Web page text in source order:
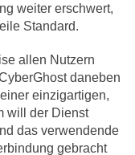
weiter erschwert,
Standard.
allen Nutzern
daneben
einzigartigen,
will der Dienst
das verwendende
gebracht